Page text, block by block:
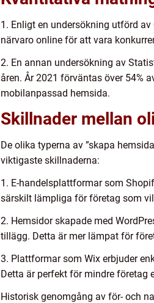
1. Enligt en undersökning utförd
närvaro online för att vara
2. En annan undersökning av
åren. År 2021 förväntas över 54%
mobilanpassad hemsida.
Skillnader mellan
De olika typerna av ”skapa
viktigaste skillnaderna:
1. E-handelsplattformar som
särskilt lämpliga för företag som
2. Hemsidor skapade med
tillägg. Detta är mer lämpat för
3. Plattformar som Wix erbjuder
Detta är perfekt för mindre företag
Historisk genomgång av för- och